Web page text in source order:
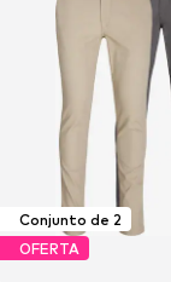
Conjunto de 2
OFERTA